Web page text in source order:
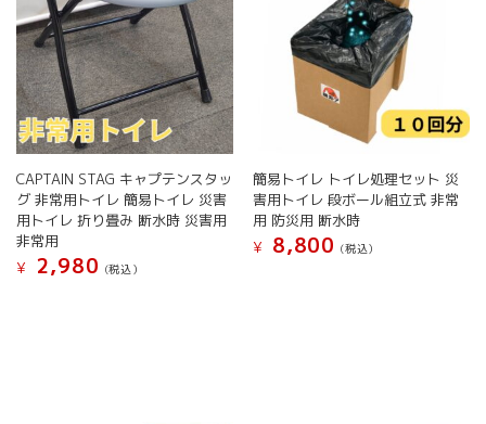
CAPTAIN STAG キャプテンスタッ
グ 非常用トイレ 簡易トイレ 災害
用トイレ 折り畳み 断水時 災害用
非常用
¥
2,980 (税込）
簡易トイレ トイレ処理セット 災
害用トイレ 段ボール組立式 非常
用 防災用 断水時
¥
8,800 (税込）